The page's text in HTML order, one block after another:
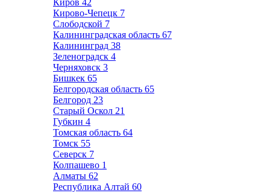
Киров 42
Кирово-Чепецк 7
Слободской 7
Калининградская область 67
Калининград 38
Зеленоградск 4
Черняховск 3
Бишкек 65
Белгородская область 65
Белгород 23
Старый Оскол 21
Губкин 4
Томская область 64
Томск 55
Северск 7
Колпашево 1
Алматы 62
Республика Алтай 60